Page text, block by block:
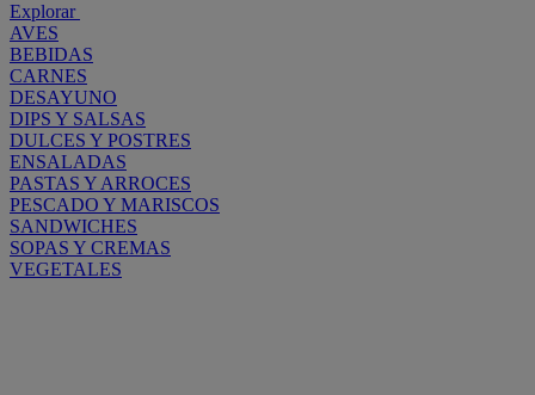
Explorar
AVES
BEBIDAS
CARNES
DESAYUNO
DIPS Y SALSAS
DULCES Y POSTRES
ENSALADAS
PASTAS Y ARROCES
PESCADO Y MARISCOS
SANDWICHES
SOPAS Y CREMAS
VEGETALES